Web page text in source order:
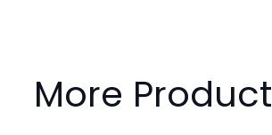
More Product